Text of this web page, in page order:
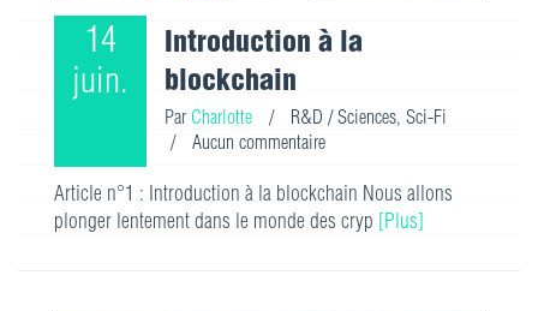
14
juin.
Introduction à la
blockchain
Par Charlotte / R&D / Sciences, Sci-Fi
/
Aucun commentaire
Article n°1 : Introduction à la blockchain Nous allons
plonger lentement dans le monde des cryp [Plus]